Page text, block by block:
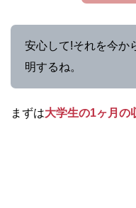
安心して!それを今か
明するね。
まずは大学生の1ヶ月の